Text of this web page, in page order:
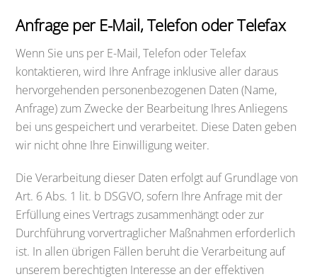
Anfrage per E-Mail, Telefon oder Telefax
Wenn Sie uns per E-Mail, Telefon oder Telefax
kontaktieren, wird Ihre Anfrage inklusive aller daraus
hervorgehenden personenbezogenen Daten (Name,
Anfrage) zum Zwecke der Bearbeitung Ihres Anliegens
bei uns gespeichert und verarbeitet. Diese Daten geben
wir nicht ohne Ihre Einwilligung weiter.
Die Verarbeitung dieser Daten erfolgt auf Grundlage von
Art. 6 Abs. 1 lit. b DSGVO, sofern Ihre Anfrage mit der
Erfüllung eines Vertrags zusammenhängt oder zur
Durchführung vorvertraglicher Maßnahmen erforderlich
ist. In allen übrigen Fällen beruht die Verarbeitung auf
unserem berechtigten Interesse an der effektiven